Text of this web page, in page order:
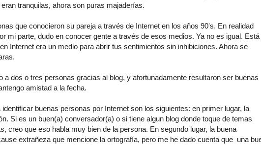
tranquilas, ahora son puras majaderías.
que conocieron su pareja a través de Internet en los años 90's. En realidad
mi parte, dudo en conocer gente a través de esos medios. Ya no es igual. Está
Internet era un medio para abrir tus sentimientos sin inhibiciones. Ahora se
a dos o tres personas gracias al blog, y afortunadamente resultaron ser buenas
amistad a la fecha.
buenas personas por Internet son los siguientes: en primer lugar, la
Si es un buen(a) conversador(a) o si tiene algun blog donde toque de temas
creo que eso habla muy bien de la persona. En segundo lugar, la buena
extrañeza que mencione la ortografía, pero me he dado cuenta que una